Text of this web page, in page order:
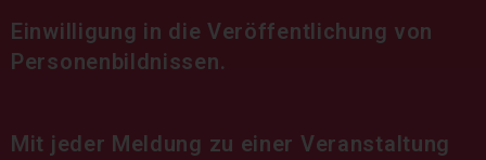
Einwilligung in die Veröffentlichung von
Personenbildnissen.
Mit jeder Meldung zu einer Veranstaltung